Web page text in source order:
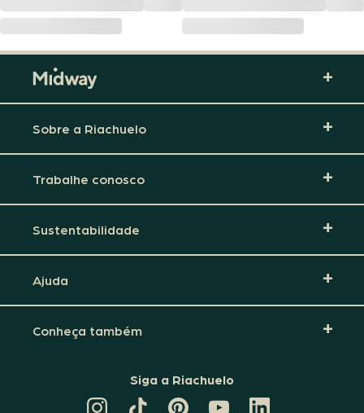
Sobre a Riachuelo
Trabalhe conosco
Sustentabilidade
Ajuda
Conheça também
Siga a Riachuelo
CANAL